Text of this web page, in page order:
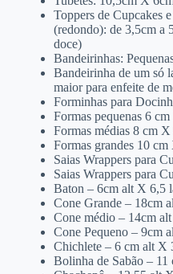
Toppers de Cupcakes
(redondo): de 3,5cm a
doce)
Bandeirinhas:
Bandeirinha de um só
maior para enfeite de
Forminhas para
Formas pequenas 6
Formas médias 8 cm
Formas grandes 10
Saias Wrappers para
Saias Wrappers para
Baton – 6cm alt X 6,5
Cone Grande – 18cm
Cone médio – 14cm
Cone Pequeno – 9cm
Chichlete – 6 cm alt X
Bolinha de Sabão –